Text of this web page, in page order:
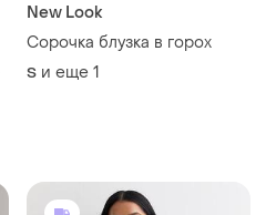
New Look
Сорочка блузка в горох
S и еще 1